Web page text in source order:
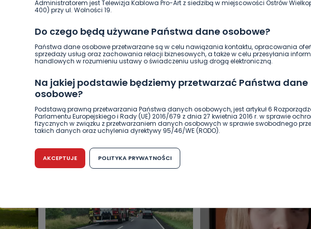
Administratorem jest Telewizja Kablowa Pro-Art z siedzibą w miejscowości Ostrów
400) przy ul. Wolności 19.
Do czego będą używane Państwa dane osobowe?
Państwa dane osobowe przetwarzane są w celu nawiązania kontaktu, opracowania
sprzedaży usług oraz zachowania relacji biznesowych, a także w celu przesyłania
handlowych w rozumieniu ustawy o świadczeniu usług drogą elektroniczną.
Na jakiej podstawie będziemy przetwarzać Państwa dane
osobowe?
Podstawą prawną przetwarzania Państwa danych osobowych, jest artykuł 6
Parlamentu Europejskiego i Rady (UE) 2016/679 z dnia 27 kwietnia 2016 r. w sprawie
fizycznych w związku z przetwarzaniem danych osobowych w sprawie swobodnego
takich danych oraz uchylenia dyrektywy 95/46/WE (RODO).
Czy jest możliwość cofnięcia zgody?
Podanie danych osobowych jest dobrowolne, nie jest wymogiem ustawowym lub
Kiedy i komu możemy przekazać Państwa dane?
AKCEPTUJE POLITYKA PRYWATNOŚCI
0
CIEKAWOSTKI EDUKACJA GOSPODARKA I FINANSE HISTORIA
RELIGIA SAMORZĄD ŚRODOWISKO WASZE INFO WSZYSTKICH ŚWIĘTYCH